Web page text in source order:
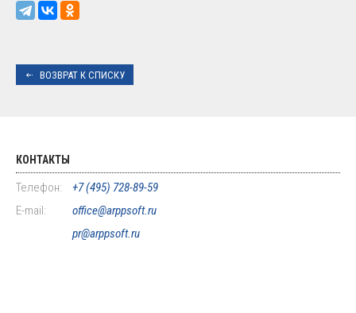
ВОЗВРАТ К СПИСКУ
КОНТАКТЫ
Телефон:
+7 (495) 728-89-59
E-mail:
office@arppsoft.ru
pr@arppsoft.ru